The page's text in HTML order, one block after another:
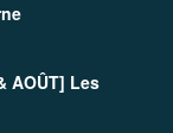
AOÛT] Les